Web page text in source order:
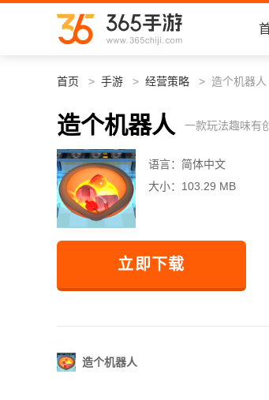
首页 手游 经营策略 造个机器人
造个机器人 一款玩法趣味有
语言： 简体中文
大小： 103.29 MB
立即下载
造个机器人